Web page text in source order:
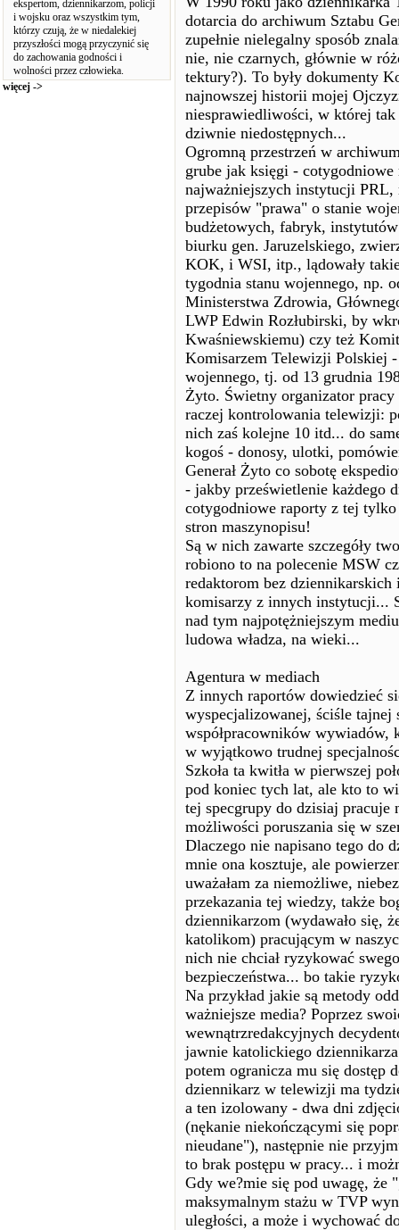
ekspertom, dziennikarzom, policji
i wojsku oraz wszystkim tym,
którzy czują, że w niedalekiej
przyszłości mogą przyczynić się
do zachowania godności i
wolności przez człowieka.
więcej ->
dotarcia do archiwum Sztabu
zupełnie nielegalny sposób
nie, nie czarnych, głównie w
tektury?). To były dokumenty
najnowszej historii mojej
niesprawiedliwości, w której
dziwnie niedostępnych...
Ogromną przestrzeń w
grube jak księgi -
najważniejszych instytucji
przepisów "prawa" o stanie
budżetowych, fabryk,
biurku gen. Jaruzelskiego,
KOK, i WSI, itp., lądowały
tygodnia stanu wojennego, np.
Ministerstwa Zdrowia,
LWP Edwin Rozłubirski, by
Kwaśniewskiemu) czy też
Komisarzem Telewizji Polskiej
wojennego, tj. od 13 grudnia
Żyto. Świetny organizator pracy
raczej kontrolowania telewizji:
nich zaś kolejne 10 itd... do
kogoś - donosy, ulotki,
Generał Żyto co sobotę
- jakby prześwietlenie każdego
cotygodniowe raporty z tej
stron maszynopisu!
Są w nich zawarte szczegóły
robiono to na polecenie MSW
redaktorom bez
komisarzy z innych instytucji...
nad tym najpotężniejszym
ludowa władza, na wieki...
Agentura w mediach
Z innych raportów dowiedzieć
wyspecjalizowanej, ściśle tajnej
współpracowników wywiadów,
w wyjątkowo trudnej
Szkoła ta kwitła w pierwszej
pod koniec tych lat, ale kto to
tej specgrupy do dzisiaj pracuje
możliwości poruszania się w
Dlaczego nie napisano tego do
mnie ona kosztuje, ale
uważałam za niemożliwe,
przekazania tej wiedzy, także
dziennikarzom (wydawało się,
katolikom) pracującym w
nich nie chciał ryzykować
bezpieczeństwa... bo takie
Na przykład jakie są metody
ważniejsze media? Poprzez
wewnątrzredakcyjnych
jawnie katolickiego
potem ogranicza mu się dostęp
dziennikarz w telewizji ma
a ten izolowany - dwa dni
(nękanie niekończącymi się
nieudane"), następnie nie
to brak postępu w pracy... i
Gdy we?mie się pod uwagę, że
maksymalnym stażu w TVP
uległości, a może i wychować